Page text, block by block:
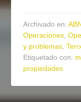
Archivado en:
Operaciones,
y problemas,
Etiquetado con:
propiedades